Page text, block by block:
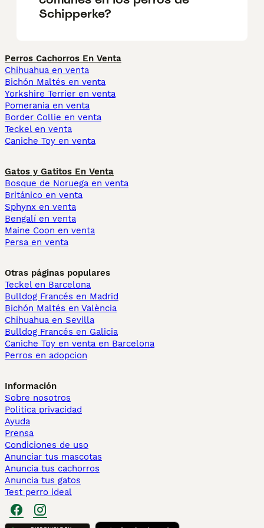
Schipperke?
Perros Cachorros En Venta
Chihuahua en venta
Bichón Maltés en venta
Yorkshire Terrier en venta
Pomerania en venta
Border Collie en venta
Teckel en venta
Caniche Toy en venta
Gatos y Gatitos En Venta
Bosque de Noruega en venta
Británico en venta
Sphynx en venta
Bengalí en venta
Maine Coon en venta
Persa en venta
Otras páginas populares
Teckel en Barcelona
Bulldog Francés en Madrid
Bichón Maltés en València
Chihuahua en Sevilla
Bulldog Francés en Galicia
Caniche Toy en venta en Barcelona
Perros en adopcion
Información
Sobre nosotros
Politica privacidad
Ayuda
Prensa
Condiciones de uso
Anunciar tus mascotas
Anuncia tus cachorros
Anuncia tus gatos
Test perro ideal